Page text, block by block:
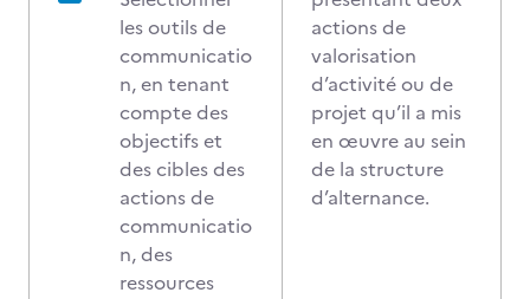
les outils de
communicatio
n, en tenant
compte des
objectifs et
des cibles des
actions de
communicatio
n, des
ressources
actions de
valorisation
d’activité ou de
projet qu’il a mis
en œuvre au sein
de la structure
d’alternance.